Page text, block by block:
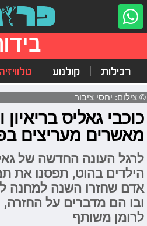
רכילות קולנוע טלוויזיה
© צילום: יחסי ציבור
כוכבי גאליס
מאשרים מעריצים
לרגל העונה החדשה של
הילדים בהוט, תפסנו את
אדם שחזרו השנה למחנה
ובו הם מדברים על החזרה,
לרומן משותף